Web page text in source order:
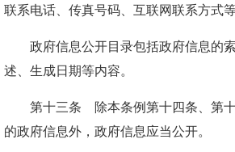
联系电话、传真号码、互联网联系方式等
政府信息公开目录包括政府信息的索
述、生成日期等内容。
第十三条 除本条例第十四条、第十
的政府信息外，政府信息应当公开。